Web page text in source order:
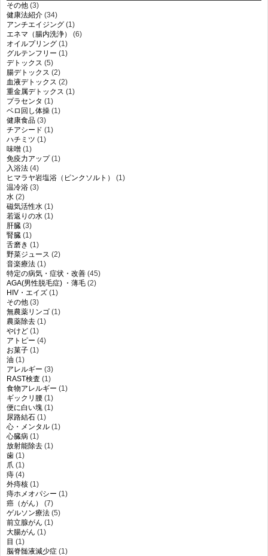
その他 (3)
健康法紹介 (34)
アンチエイジング (1)
エネマ（腸内洗浄）
(6)
オイルプリング (1)
グルテンフリー (1)
デトックス (5)
腸デトックス (2)
血液デトックス (2)
重金属デトックス (1)
プラセンタ (1)
ベロ回し体操 (1)
健康食品 (3)
チアシード (1)
ハチミツ (1)
味噌 (1)
免疫力アップ(1)
入浴法 (4)
ヒマラヤ岩塩浴（ピンクソルト）
(1)
温冷浴 (3)
水 (2)
磁気活性水 (1)
若返りの水 (1)
肝臓 (3)
腎臓 (1)
舌磨き (1)
野菜ジュース (2)
音楽療法 (1)
特定の病気・症状・改善 (45)
AGA(男性脱毛症) ・薄毛 (2)
HIV・エイズ (1)
その他 (3)
無農薬リンゴ (1)
農薬除去 (1)
やけど (1)
アトピー (4)
お菓子 (1)
油 (1)
アレルギー (3)
RAST検査 (1)
食物アレルギー (1)
ギックリ腰 (1)
便に白い塊 (1)
尿路結石 (1)
心・メンタル (1)
心臓病 (1)
放射能除去 (1)
歯 (1)
爪 (1)
痔 (4)
外痔核 (1)
痔ホメオパシー (1)
癌（がん）
(7)
ゲルソン療法 (5)
前立腺がん (1)
大腸がん (1)
目 (1)
脳脊髄液減少症 (1)